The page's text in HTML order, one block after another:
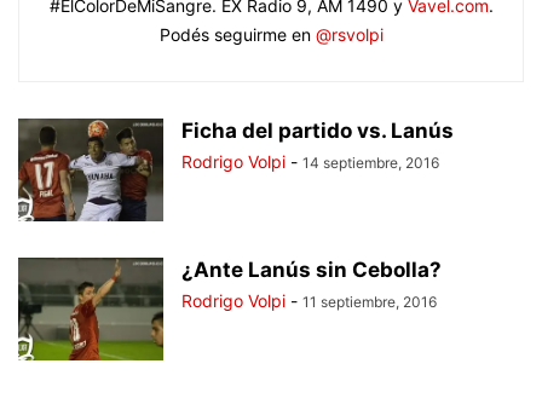
#ElColorDeMiSangre. EX Radio 9, AM 1490 y Vavel.com.
Podés seguirme en @rsvolpi
Ficha del partido vs. Lanús
Rodrigo Volpi - 14 septiembre, 2016
¿Ante Lanús sin Cebolla?
Rodrigo Volpi - 11 septiembre, 2016